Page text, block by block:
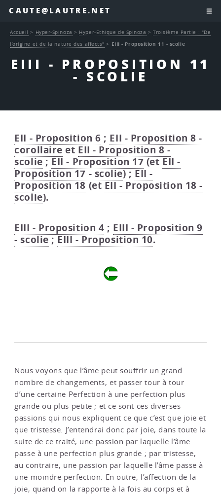
CAUTE@LAUTRE.NET
EIII - PROPOSITION 11
- SCOLIE
Accueil > Hyper-Spinoza > Hyper-Ethique de Spinoza >Troisième Partie : "De
l’origine et de la nature des affects" > EIII - Proposition 11 - scolie
EII - Proposition 6 ; EII - Proposition 8 -
corollaire et EII - Proposition 8 -
scolie ; EII - Proposition 17 (et EII -
Proposition 17 - scolie) ; EII -
Proposition 18 (et EII - Proposition 18 -
scolie).
EIII - Proposition 4 ; EIII - Proposition 9
- scolie ; EIII - Proposition 10.
Nous voyons que l’âme peut souffrir un grand
nombre de changements, et passer tour à tour
d’une certaine Perfection à une perfection plus
grande ou plus petite ; et ce sont ces diverses
passions qui nous expliquent ce que c’est que joie et
que tristesse. J’entendrai donc par joie, dans toute la
suite de ce traité, une passion par laquelle l’âme
passe à une perfection plus grande ; par tristesse,
au contraire, une passion par laquelle l’âme passe à
une moindre perfection. En outre, l’affection de la
joie, quand on la rapporte à la fois au corps et à